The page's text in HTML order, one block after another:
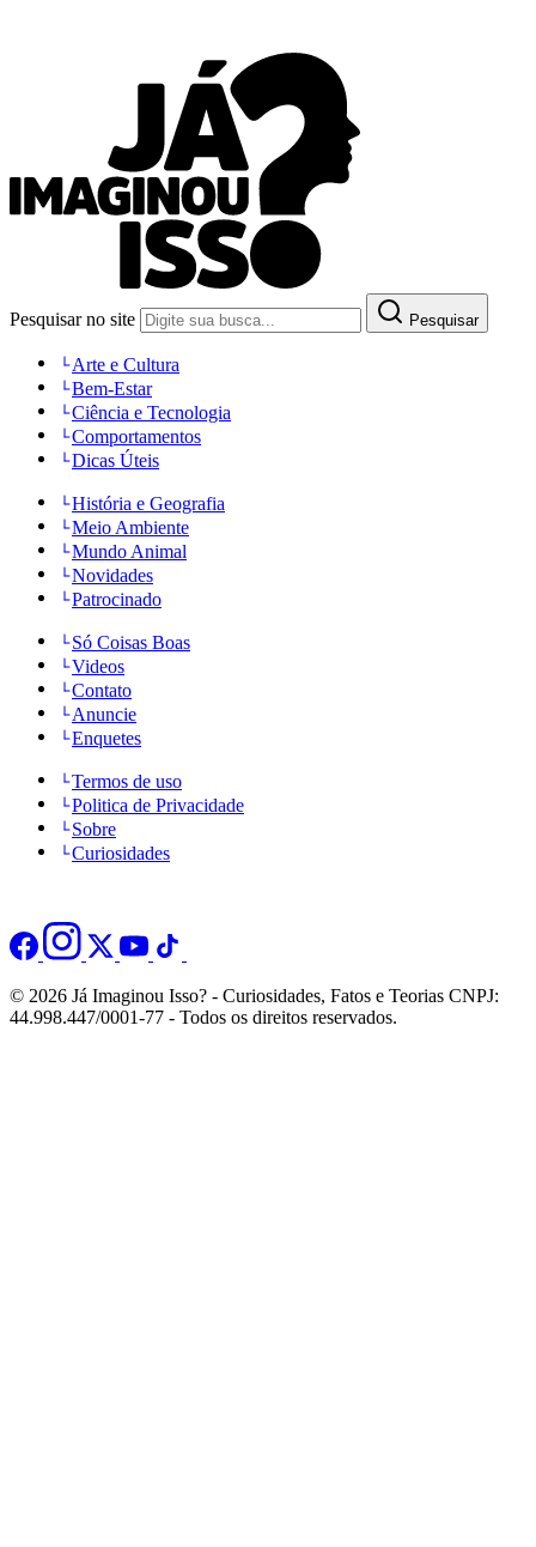
Pesquisar no site Pesquisar
Arte e Cultura
Bem-Estar
Ciência e Tecnologia
Comportamentos
Dicas Úteis
História e Geografia
Meio Ambiente
Mundo Animal
Novidades
Patrocinado
Só Coisas Boas
Videos
Contato
Anuncie
Enquetes
Termos de uso
Politica de Privacidade
Sobre
Curiosidades
© 2026 Já Imaginou Isso? - Curiosidades, Fatos e Teorias CNPJ:
44.998.447/0001-77 - Todos os direitos reservados.